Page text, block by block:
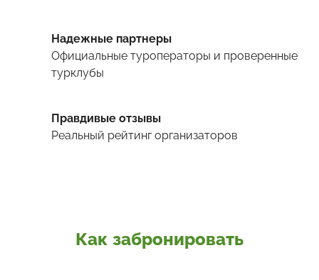
Надежные партнеры
Официальные туроператоры и проверенные
турклубы
Правдивые отзывы
Реальный рейтинг организаторов
Как забронировать